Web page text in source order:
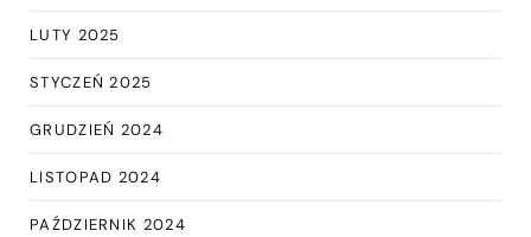
LUTY 2025
STYCZEŃ 2025
GRUDZIEŃ 2024
LISTOPAD 2024
PAŹDZIERNIK 2024